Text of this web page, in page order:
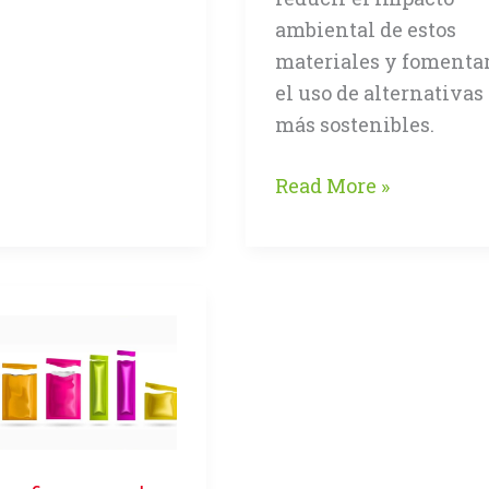
ambiental de estos
materiales y
el uso de alternativas
más sostenibles.
Prohibición
Read More »